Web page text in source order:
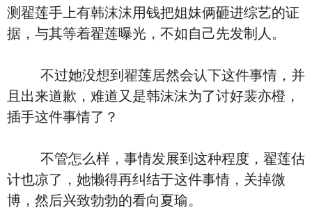
测翟莲手上有韩沫沫用钱把姐妹俩砸进综艺的证
据，与其等着翟莲曝光，不如自己先发制人。
不过她没想到翟莲居然会认下这件事情，并
且出来道歉，难道又是韩沫沫为了讨好裴亦橙，
插手这件事情了？
不管怎么样，事情发展到这种程度，翟莲估
计也凉了，她懒得再纠结于这件事情，关掉微
博，然后兴致勃勃的看向夏瑜。